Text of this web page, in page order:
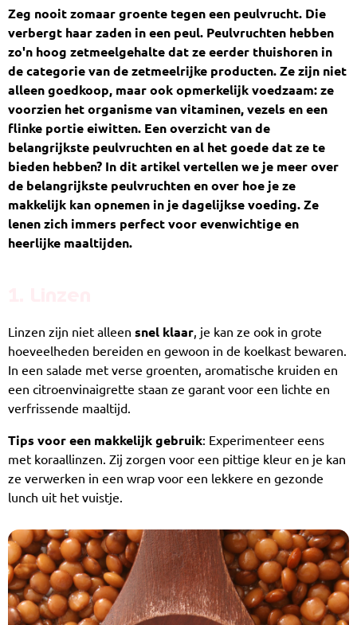
Zeg nooit zomaar groente tegen een peulvrucht. Die
verbergt haar zaden in een peul. Peulvruchten hebben
zo'n hoog zetmeelgehalte dat ze eerder thuishoren in
de categorie van de zetmeelrijke producten. Ze zijn niet
alleen goedkoop, maar ook opmerkelijk voedzaam: ze
voorzien het organisme van vitaminen, vezels en een
flinke portie eiwitten. Een overzicht van de
belangrijkste peulvruchten en al het goede dat ze te
bieden hebben? In dit artikel vertellen we je meer over
de belangrijkste peulvruchten en over hoe je ze
makkelijk kan opnemen in je dagelijkse voeding. Ze
lenen zich immers perfect voor evenwichtige en
heerlijke maaltijden.
Linzen zijn niet alleen snel klaar, je kan ze ook in grote
hoeveelheden bereiden en gewoon in de koelkast bewaren.
In een salade met verse groenten, aromatische kruiden en
een citroenvinaigrette staan ze garant voor een lichte en
verfrissende maaltijd.
Tips voor een makkelijk gebruik: Experimenteer eens
met koraallinzen. Zij zorgen voor een pittige kleur en je kan
ze verwerken in een wrap voor een lekkere en gezonde
lunch uit het vuistje.